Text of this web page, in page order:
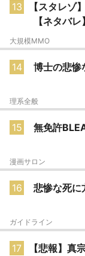
13
【スタレゾ
【ネタバレ
大規模MMO
14 博士の悲惨
理系全般
15 無免許
漫画サロン
16 悲惨な死に
ガイドライン
17
【悲報】真